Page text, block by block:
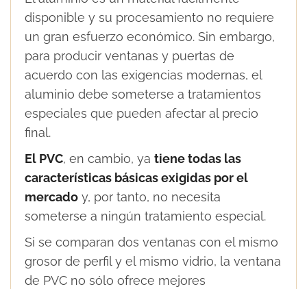
disponible y su procesamiento no requiere
un gran esfuerzo económico. Sin embargo,
para producir ventanas y puertas de
acuerdo con las exigencias modernas, el
aluminio debe someterse a tratamientos
especiales que pueden afectar al precio
final.
El PVC, en cambio, ya tiene todas las
características básicas exigidas por el
mercado y, por tanto, no necesita
someterse a ningún tratamiento especial.
Si se comparan dos ventanas con el mismo
grosor de perfil y el mismo vidrio, la ventana
de PVC no sólo ofrece mejores